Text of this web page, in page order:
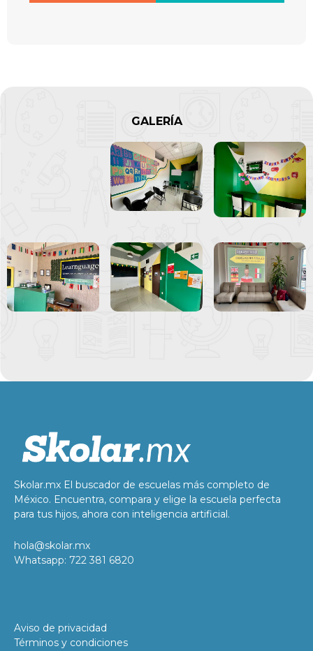
GALERÍA
Skolar.mx El buscador de escuelas más completo de
México. Encuentra, compara y elige la escuela perfecta
para tus hijos, ahora con inteligencia artificial.
hola@skolar.mx
Whatsapp: 722 381 6820
Aviso de privacidad
Términos y condiciones